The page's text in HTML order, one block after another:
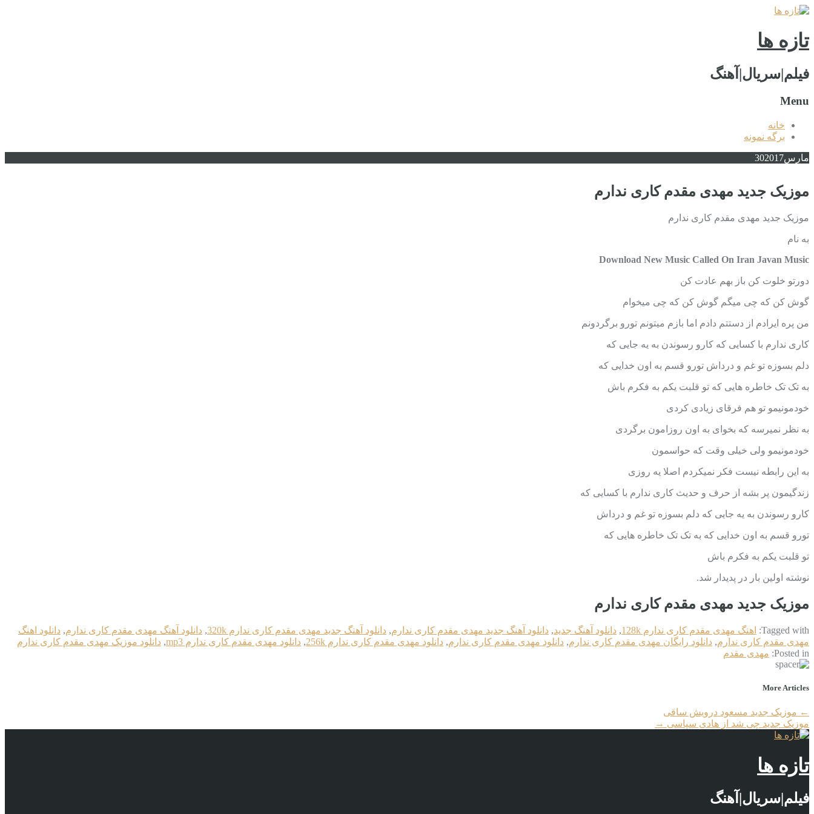
تازه ها
فیلم|سریال|آهنگ
Menu
خانه
برگه نمونه
مارس 302017
موزیک جدید مهدی مقدم کاری ندارم
موزیک جدید مهدی مقدم کاری ندارم
به نام
Download New Music Called On Iran Javan Music
دورتو خلوت کن باز بهم عادت کن
گوش کن که چی میگم گوش کن که چی میخوام
من پره ایرادم از دستتم دادم اما بازم میتونم تورو برگردونم
کاری ندارم با کسایی که کارو رسوندن به یه جایی که
دلم بسوزه تو غم و درداش تورو قسم به اون خدایی که
به تک تک خاطره هایی که تو قلبت یکم به فکرم باش
خودمونیمو تو هم فرقای زیادی کردی
به نظر نمیرسه که بخوای به اون روزامون برگردی
خودمونیمو ولی خیلی وقت که حواسمون
به این رابطه نیست فکر نمیکردم اصلا یه روزی
زندگیمون پر بشه از حرف و حدیث کاری ندارم با کسایی که
کارو رسوندن به یه جایی که دلم بسوزه تو غم و درداش
تورو قسم به اون خدایی که به تک تک خاطره هایی که
تو قلبت یکم به فکرم باش
نوشته اولین بار در پدیدار شد.
موزیک جدید مهدی مقدم کاری ندارم
Tagged with: اهنگ مهدی مقدم کاری ندارم 128k , دانلود آهنگ جدید, دانلود آهنگ جدید مهدی مقدم کاری ندارم, دانلود آهنگ جدید مهدی مقدم کاری ندارم 320k , دانلود آهنگ مهدی مقدم کاری ندارم, دانلود اهنگ
مهدی مقدم کاری ندارم, دانلود رایگان مهدی مقدم کاری ندارم, دانلود مهدی مقدم کاری ندارم, دانلود مهدی مقدم کاری ندارم 256k , دانلود مهدی مقدم کاری ندارم mp3 , دانلود موزیک مهدی مقدم کاری ندارم
Posted in: مهدی مقدم
More Articles
← موزیک جدید مسعود درویش ساقی
موزیک جدید چی شد از هادی سپاسی →
تازه ها
فیلم|سریال|آهنگ